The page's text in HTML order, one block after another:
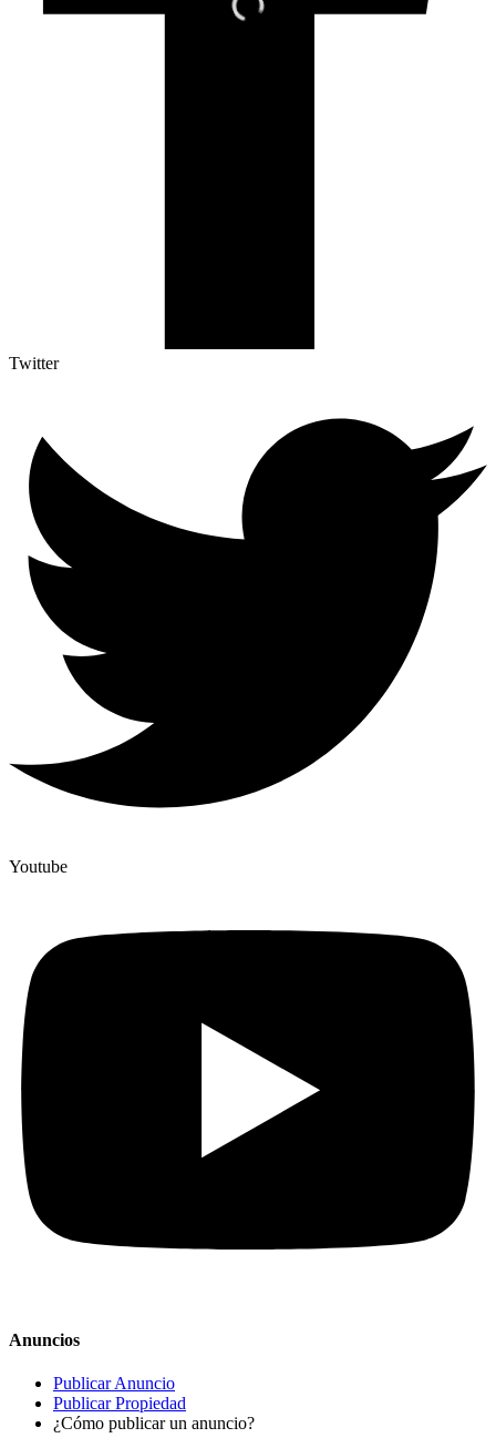
Twitter
Youtube
Anuncios
Publicar Anuncio
Publicar Propiedad
¿Cómo publicar un anuncio?